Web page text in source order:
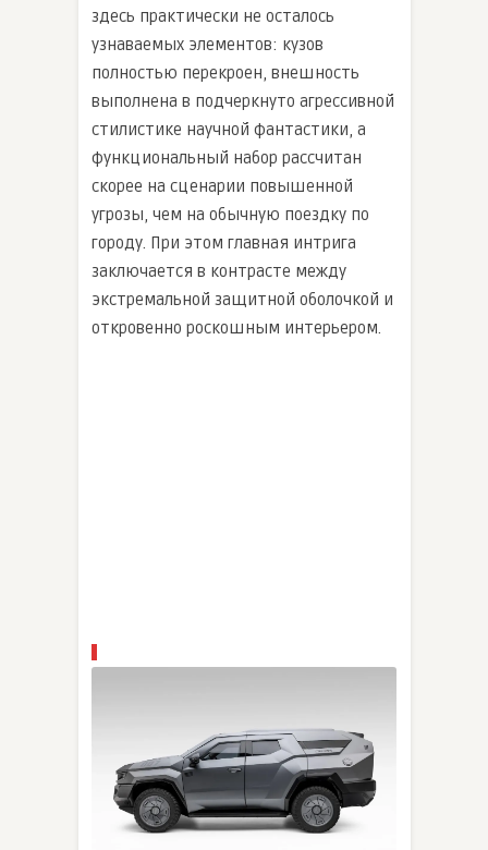
здесь практически не осталось
узнаваемых элементов: кузов
полностью перекроен, внешность
выполнена в подчеркнуто агрессивной
стилистике научной фантастики, а
функциональный набор рассчитан
скорее на сценарии повышенной
угрозы, чем на обычную поездку по
городу. При этом главная интрига
заключается в контрасте между
экстремальной защитной оболочкой и
откровенно роскошным интерьером.